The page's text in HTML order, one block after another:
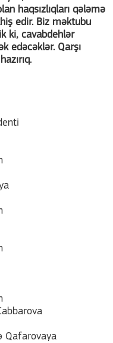
haqsızlıqları qələmə
edir. Biz məktubu
ki, cavabdehlər
edəcəklər. Qarşı
Qafarovaya